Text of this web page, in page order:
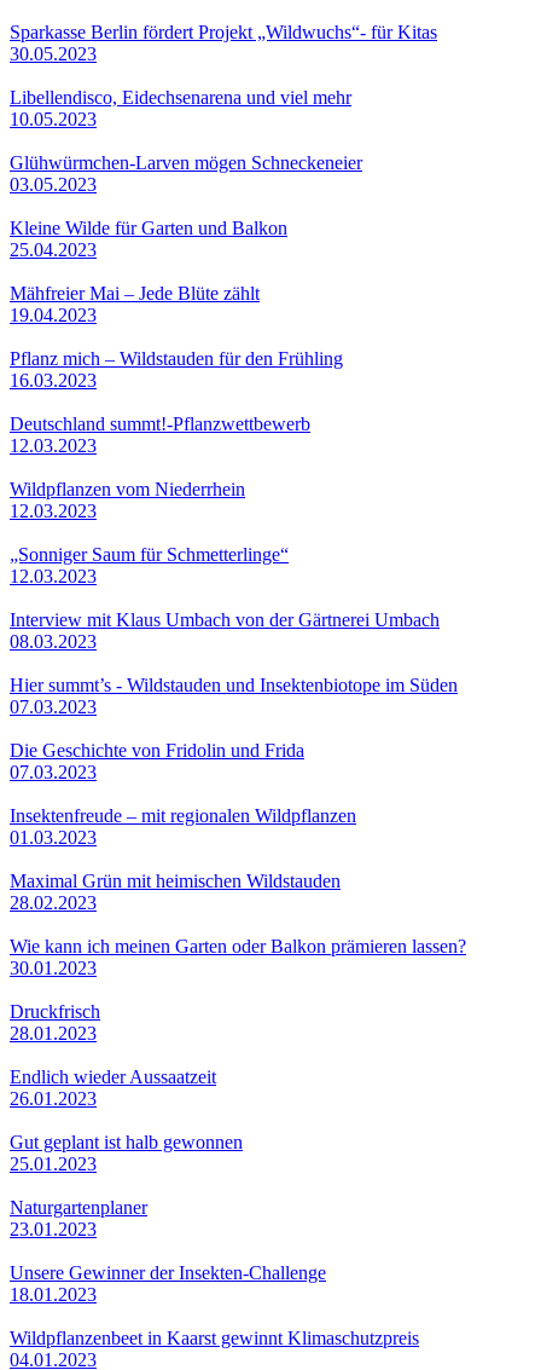
Sparkasse Berlin fördert Projekt „Wildwuchs“- für Kitas
30.05.2023
Libellendisco, Eidechsenarena und viel mehr
10.05.2023
Glühwürmchen-Larven mögen Schneckeneier
03.05.2023
Kleine Wilde für Garten und Balkon
25.04.2023
Mähfreier Mai – Jede Blüte zählt
19.04.2023
Pflanz mich – Wildstauden für den Frühling
16.03.2023
Deutschland summt!-Pflanzwettbewerb
12.03.2023
Wildpflanzen vom Niederrhein
12.03.2023
„Sonniger Saum für Schmetterlinge“
12.03.2023
Interview mit Klaus Umbach von der Gärtnerei Umbach
08.03.2023
Hier summt’s - Wildstauden und Insektenbiotope im Süden
07.03.2023
Die Geschichte von Fridolin und Frida
07.03.2023
Insektenfreude – mit regionalen Wildpflanzen
01.03.2023
Maximal Grün mit heimischen Wildstauden
28.02.2023
Wie kann ich meinen Garten oder Balkon prämieren lassen?
30.01.2023
Druckfrisch
28.01.2023
Endlich wieder Aussaatzeit
26.01.2023
Gut geplant ist halb gewonnen
25.01.2023
Naturgartenplaner
23.01.2023
Unsere Gewinner der Insekten-Challenge
18.01.2023
Wildpflanzenbeet in Kaarst gewinnt Klimaschutzpreis
04.01.2023